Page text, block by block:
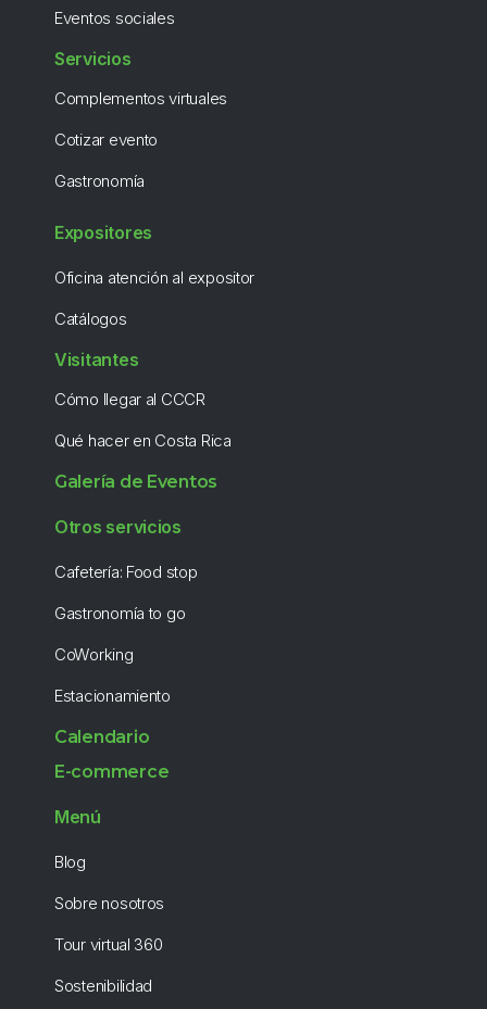
Eventos sociales
Servicios
Complementos virtuales
Cotizar evento
Gastronomía
Expositores
Oficina atención al expositor
Catálogos
Visitantes
Cómo llegar al CCCR
Qué hacer en Costa Rica
Galería de Eventos
Otros servicios
Cafetería: Food stop
Gastronomía to go
CoWorking
Estacionamiento
Calendario
E-commerce
Menú
Blog
Sobre nosotros
Tour virtual 360
Sostenibilidad